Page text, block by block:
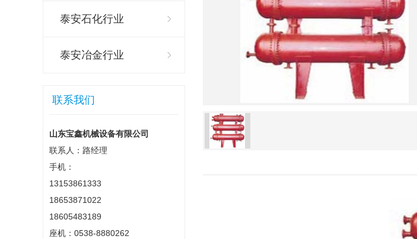
泰安石化行业
泰安冶金行业
联系我们
山东宝鑫机械设备有限公司
联系人：路经理
手机：
13153861333
18653871022
18605483189
座机：0538-8880262